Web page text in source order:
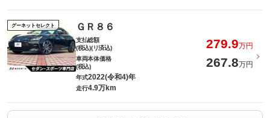
グーネットセレクト ＧＲ８６
支払総額
(税込)(リ済込)
279.9万円
車両本体価格
(税込)
267.8万円
年式2022(令和4)年
走行4.9万km